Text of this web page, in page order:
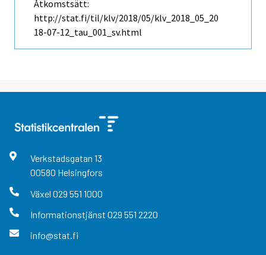
Åtkomstsätt:
http://stat.fi/til/klv/2018/05/klv_2018_05_20
18-07-12_tau_001_sv.html
Verkstadsgatan 13
00580 Helsingfors
Växel 029 551 1000
Informationstjänst 029 551 2220
info@stat.fi